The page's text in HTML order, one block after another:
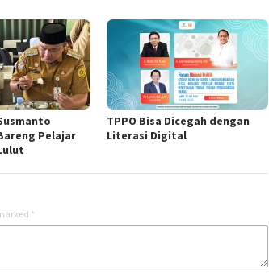
Pelajar
TPPO Bisa Dicegah dengan
Literasi Digital
*